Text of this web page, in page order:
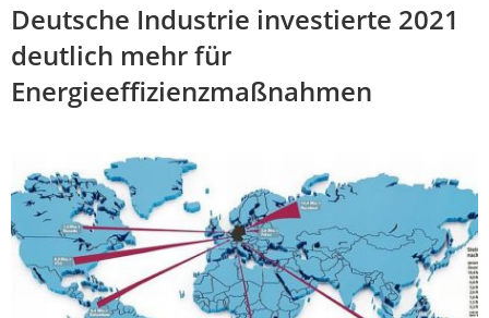
Deutsche Industrie investierte 2021
deutlich mehr für
Energieeffizienzmaßnahmen